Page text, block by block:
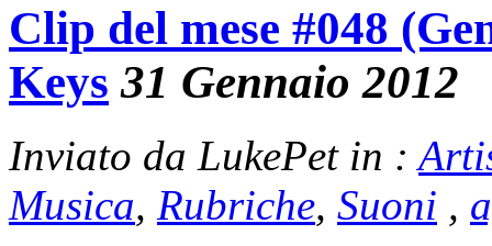
Clip del mese #048
Keys 31 Gennaio 2012
Inviato da LukePet in :
Musica, Rubriche, Suoni ,